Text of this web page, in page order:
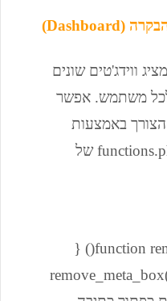
ווידג'טים שונים
לכל משתמש. אפשר
באמצעות
הוספת קוד פשוט לקובץ functions.php של
function